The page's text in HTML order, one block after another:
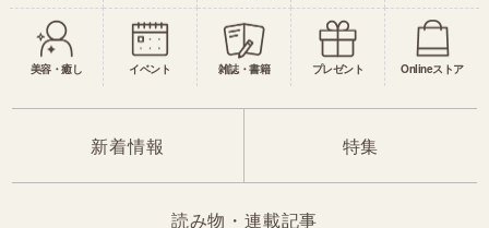
美容・癒し イベント 雑誌・書籍 プレゼント Onlineストア
新着情報 特集
読み物・連載記事